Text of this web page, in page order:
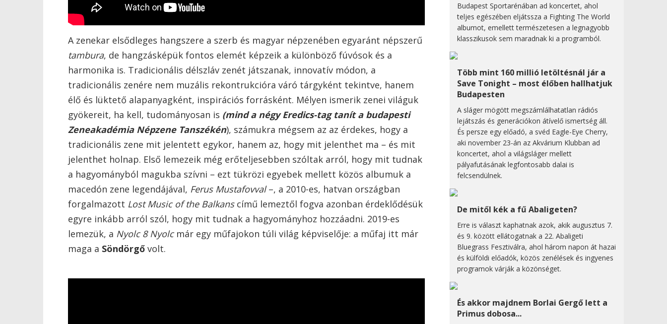
A zenekar elsődleges hangszere a szerb és magyar népzenében egyaránt népszerű
tambura, de hangzásképük fontos elemét képzeik a különböző fúvósok és a
harmonika is. Tradicionális délszláv zenét játszanak, innovatív módon, a
tradicionális zenére nem muzális rekontrukcióra váró tárgyként tekintve, hanem
élő és lüktető alapanyagként, inspirációs forrásként. Mélyen ismerik zenei világuk
gyökereit, ha kell, tudományosan is (mind a négy Eredics-tag tanít a budapesti
Zeneakadémia Népzene Tanszékén), számukra mégsem az az érdekes, hogy a
tradicionális zene mit jelentett egykor, hanem az, hogy mit jelenthet ma – és mit
jelenthet holnap. Első lemezeik még erőteljesebben szóltak arról, hogy mit tudnak
a hagyományból magukba szívni – ezt tükrözi egyebek mellett közös albumuk a
macedón zene legendájával, Ferus Mustafovval–, a 2010-es, hatvan országban
forgalmazott Lost Music of the Balkanscímű lemeztől fogva azonban érdeklődésük
egyre inkább arról szól, hogy mit tudnak a hagyományhoz hozzáadni. 2019-es
lemezük, a Nyolc 8 Nyolcmár egy műfajokon túli világ képviselője: a műfaj itt már
maga a Söndörgő volt.
Budapest Sportarénában ad koncertet, ahol
teljes egészében eljátssza a Fighting The World
albumot, emellett természetesen a legnagyobb
klasszikusok sem maradnak ki a programból.
Több mint 160 millió letöltésnál jár a
Save Tonight – most élőben hallhatjuk
Budapesten
A sláger mögött megszámlálhatatlan rádiós
lejátszás és generációkon átívelő ismertség áll.
És persze egy előadó, a svéd Eagle-Eye Cherry,
aki november 23-án az Akvárium Klubban ad
koncertet, ahol a világsláger mellett
pályafutásának legfontosabb dalai is
felcsendülnek.
De mitől kék a fű Abaligeten?
Erre is választ kaphatnak azok, akik augusztus 7.
és 9. között ellátogatnak a 22. Abaligeti
Bluegrass Fesztiválra, ahol három napon át hazai
és külföldi előadók, közös zenélések és ingyenes
programok várják a közönséget.
És akkor majdnem Borlai Gergő lett a
Primus dobosa...